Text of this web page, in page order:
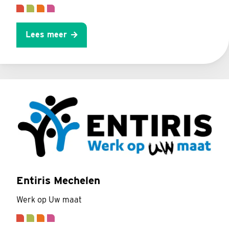
Lees meer
Entiris Mechelen
Werk op Uw maat